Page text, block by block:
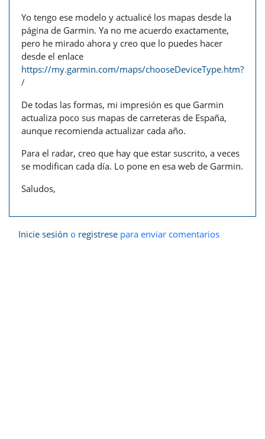
Yo tengo ese modelo y actualicé los mapas desde la
página de Garmin. Ya no me acuerdo exactamente,
pero he mirado ahora y creo que lo puedes hacer
desde el enlace
https://my.garmin.com/maps/chooseDeviceType.htm?
/
De todas las formas, mi impresión es que Garmin
actualiza poco sus mapas de carreteras de España,
aunque recomienda actualizar cada año.
Para el radar, creo que hay que estar suscrito, a veces
se modifican cada día. Lo pone en esa web de Garmin.
Saludos,
Inicie sesión o registrese para enviar comentarios